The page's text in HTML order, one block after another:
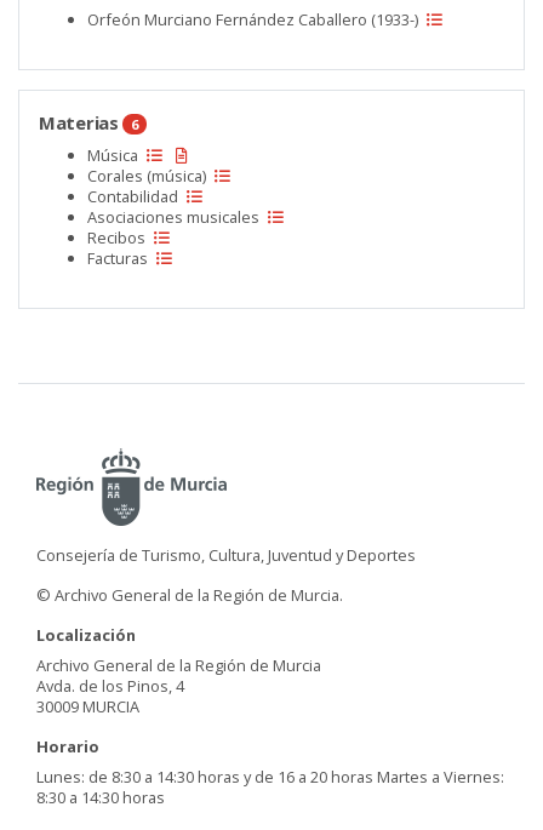
Orfeón Murciano Fernández Caballero (1933-)
Materias 6
Música
Corales (música)
Contabilidad
Asociaciones musicales
Recibos
Facturas
Consejería de Turismo, Cultura, Juventud y Deportes
© Archivo General de la Región de Murcia.
Localización
Archivo General de la Región de Murcia
Avda. de los Pinos, 4
30009 MURCIA
Horario
Lunes: de 8:30 a 14:30 horas y de 16 a 20 horas Martes a Viernes:
8:30 a 14:30 horas